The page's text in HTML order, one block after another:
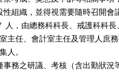
性組織，並得視需要隨時召開會
人，由總務科科長、戒護科科
室主任、會計室主任及管理人庶
人。
事務之研議、考核（含出勤狀況